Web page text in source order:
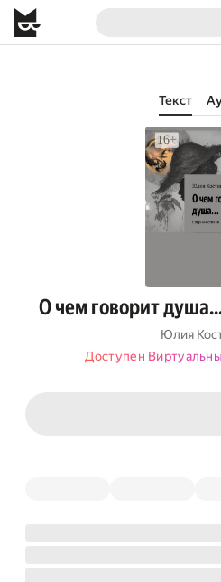
Текст
О чем говорит
Юлия
Доступен